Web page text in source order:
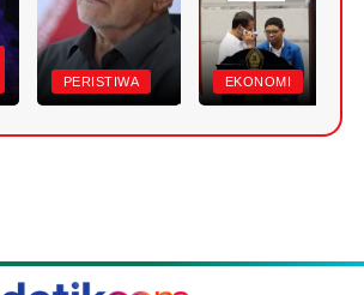
PERISTIWA EKONOMI